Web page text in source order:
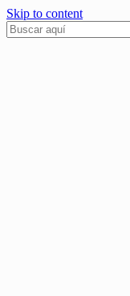
Skip to content